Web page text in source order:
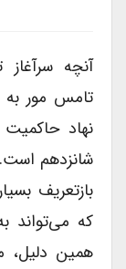
آنچه سرآغاز
تامس مور به
نهاد حاکمیت
شانزدهم است.
بازتعریف
که می‌تواند
همین دلیل،